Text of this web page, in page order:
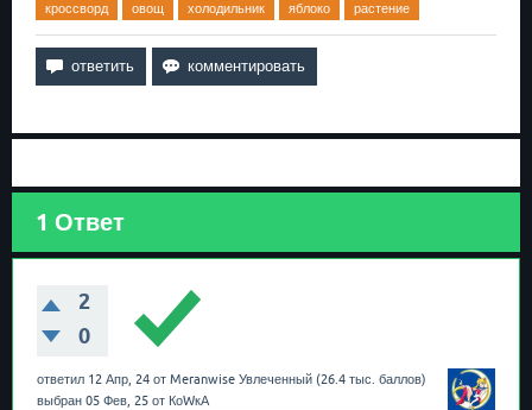
кроссворд овощ холодильник яблоко растение
1 Ответ
2
0
ответил 12 Апр, 24 от Meranwise Увлеченный (26.4 тыс. баллов)
выбран 05 Фев, 25 от КоWкА